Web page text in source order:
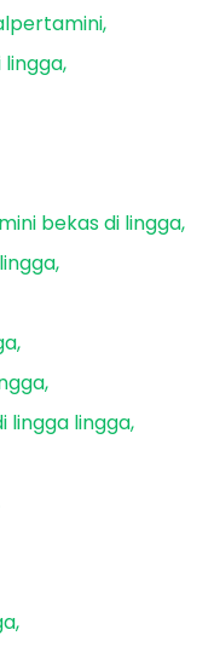
lingga
bekas di lingga
lingga lingga